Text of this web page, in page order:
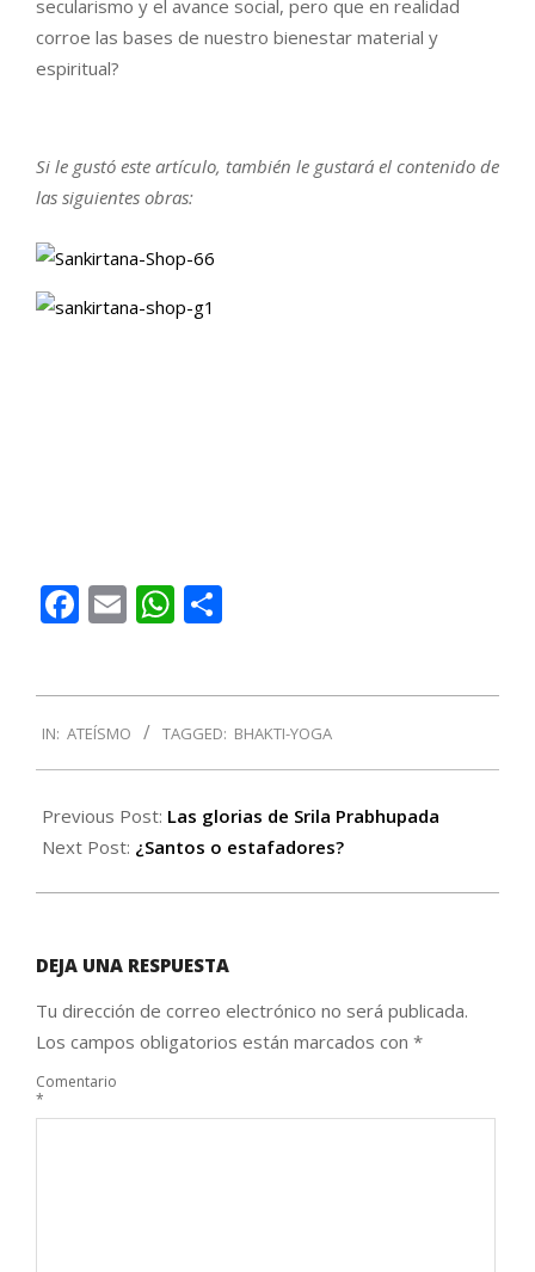
secularismo y el avance social, pero que en realidad
corroe las bases de nuestro bienestar material y
espiritual?
Si le gustó este artículo, también le gustará el contenido de
las siguientes obras:
Facebook
EmailWhatsApp
07-
06
IN: ATEÍSMO TAGGED: BHAKTI-YOGA
Previous Post: Las glorias de Srila Prabhupada
Next Post: ¿Santos o estafadores?
DEJA UNA RESPUESTA
Tu dirección de correo electrónico no será publicada.
Los campos obligatorios están marcados con *
Comentario
*